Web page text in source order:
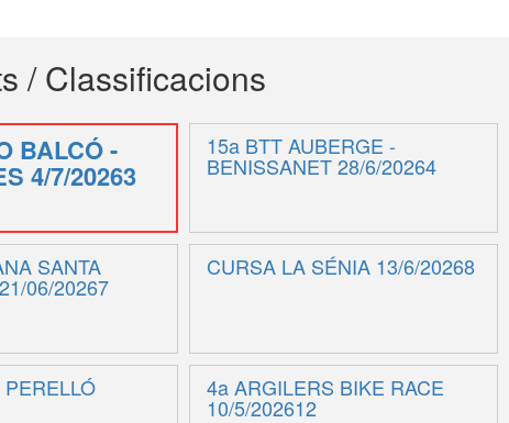
/ Classificacions
BALCÓ -
4/7/20263
15a BTT AUBERGE -
BENISSANET 28/6/20264
SANTA
06/20267
CURSA LA SÉNIA 13/6/20268
4a ARGILERS BIKE RACE
10/5/202612